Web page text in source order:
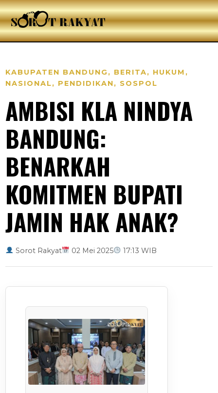
KABUPATEN BANDUNG , BERITA, HUKUM ,
NASIONAL, PENDIDIKAN, SOSPOL
AMBISI KLA NINDYA
BANDUNG:
BENARKAH
KOMITMEN BUPATI
JAMIN HAK ANAK?
Sorot Rakyat 02 Mei 2025 17:13 WIB